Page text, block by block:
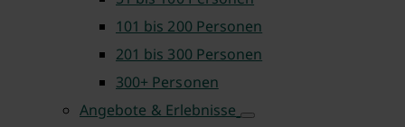
101 bis 200 Personen
201 bis 300 Personen
300+ Personen
Angebote & Erlebnisse